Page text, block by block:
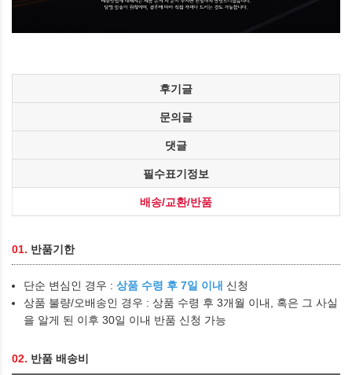
후기글
문의글
댓글
필수표기정보
배송/교환/반품
01. 반품기한
단순 변심인 경우 : 상품 수령 후 7일 이내 신청
상품 불량/오배송인 경우 : 상품 수령 후 3개월 이내, 혹은 그 사실
을 알게 된 이후 30일 이내 반품 신청 가능
02. 반품 배송비